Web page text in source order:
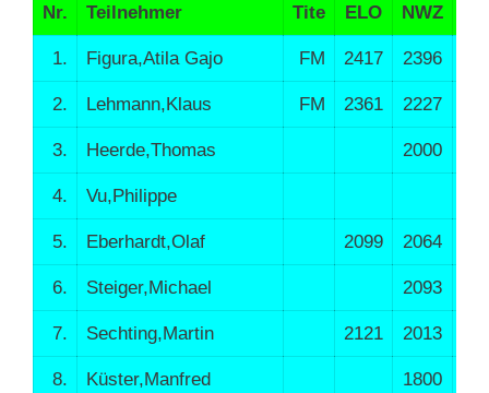
Nr. Teilnehmer Tite ELO NWZ
1. Figura,Atila Gajo FM 2417 2396
2. Lehmann,Klaus FM 2361 2227
3. Heerde,Thomas 2000
4. Vu,Philippe
5. Eberhardt,Olaf 2099 2064
6. Steiger,Michael 2093
7. Sechting,Martin 2121 2013
8. Küster,Manfred 1800